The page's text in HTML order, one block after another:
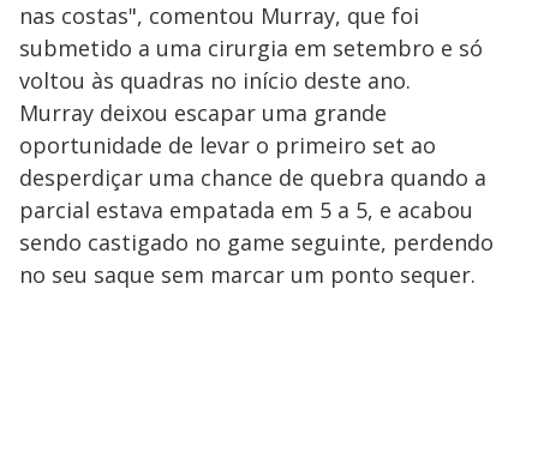
nas costas", comentou Murray, que foi
submetido a uma cirurgia em setembro e só
voltou às quadras no início deste ano.
Murray deixou escapar uma grande
oportunidade de levar o primeiro set ao
desperdiçar uma chance de quebra quando a
parcial estava empatada em 5 a 5, e acabou
sendo castigado no game seguinte, perdendo
no seu saque sem marcar um ponto sequer.